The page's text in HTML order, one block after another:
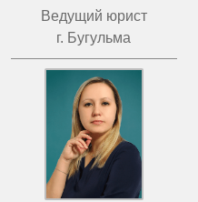
Ведущий юрист
г. Бугульма